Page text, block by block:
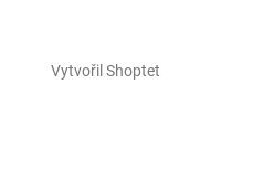
Vytvořil Shoptet